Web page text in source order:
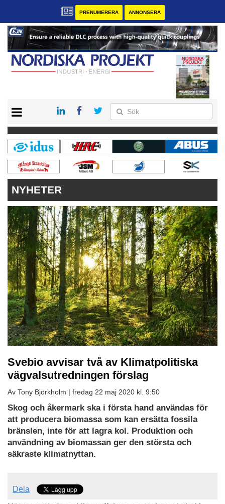
PRENUMERERA ANNONSERA
KONTAKT
VÅRA ANDRA MAGASIN
PRENUMERERA
ANNONSERA
NYHETER
Svebio avvisar två av Klimatpolitiska
vägvalsutredningen förslag
Av Tony Björkholm | fredag 22 maj 2020 kl. 9:50
Skog och åkermark ska i första hand användas för
att producera biomassa som kan ersätta fossila
bränslen, inte för att lagra kol. Produktion och
användning av biomassan ger den största och
säkraste klimatnyttan.
Dela